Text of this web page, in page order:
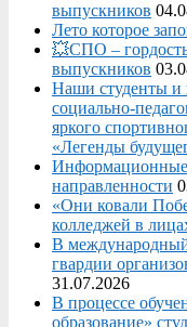
выпускников
Лето которое
💥СПО –
выпускников
Наши студенты и
яркого
«Легенды
Информационные
направленности
«Они ковали
колледжей в
В
гвардии
31.07.2026
В процессе
образование»